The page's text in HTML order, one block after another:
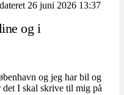
26 juni 2026 13:37
og i
og jeg har bil og
I skal skrive til mig på